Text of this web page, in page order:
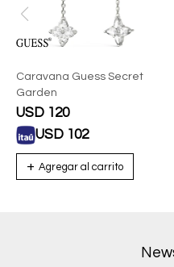
Caravana Guess Secret
Garden
USD 120
USD 102